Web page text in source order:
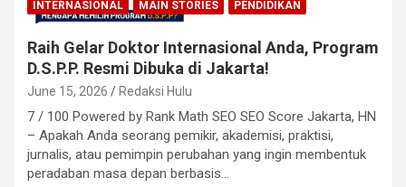
INTERNASIONAL MAIN STORIES PENDIDIKAN
Raih Gelar Doktor Internasional Anda, Program
D.S.P.P. Resmi Dibuka di Jakarta!
June 15, 2026 Redaksi Hulu
7 / 100 Powered by Rank Math SEO SEO Score Jakarta, HN
– Apakah Anda seorang pemikir, akademisi, praktisi,
jurnalis, atau pemimpin perubahan yang ingin membentuk
peradaban masa depan berbasis…